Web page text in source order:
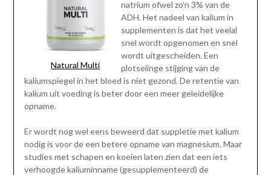
Natural Multi
natrium ofwel zo’n 3% van de
ADH. Het nadeel van kalium in
supplementen is dat het veelal
snel wordt opgenomen en snel
wordt uitgescheiden. Een
plotselinge stijging van de
kaliumspiegel in het bloed is niet gezond. De retentie van
kalium uit voeding is beter door een meer geleidelijke
opname.
Er wordt nog wel eens beweerd dat suppletie met kalium
nodig is voor de een betere opname van magnesium. Maar
studies met schapen en koeien laten zien dat een iets
verhoogde kaliuminname (gesupplementeerd) de